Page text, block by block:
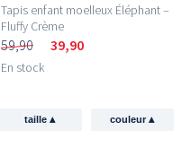
Tapis enfant moelleux Éléphant –
Fluffy Crème
59,90 39,90
En stock
taille▴ couleur▴